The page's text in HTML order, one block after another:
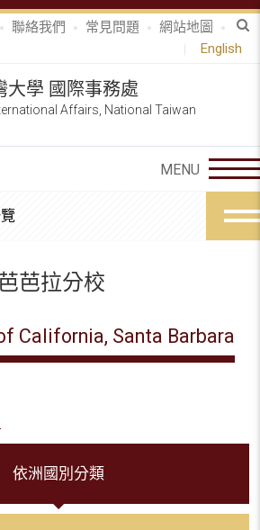
聯絡我們 常見問題
網站地圖
English
大學 國際事務處
Affairs, National Taiwan
芭拉分校
California, Santa Barbara
依洲國別分類